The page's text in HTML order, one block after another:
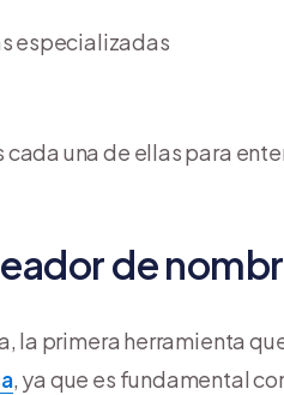
especializadas
cada una de ellas para
de
la primera herramienta
, ya que es fundamental